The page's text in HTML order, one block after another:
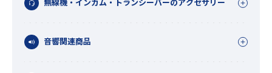
音響関連商品